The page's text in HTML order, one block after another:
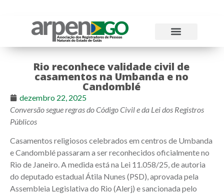
Rio reconhece validade civil de
casamentos na Umbanda e no
Candomblé
dezembro 22, 2025
Conversão segue regras do Código Civil e da Lei dos Registros
Públicos
Casamentos religiosos celebrados em centros de Umbanda
e Candomblé passaram a ser reconhecidos oficialmente no
Rio de Janeiro. A medida está na Lei 11.058/25, de autoria
do deputado estadual Átila Nunes (PSD), aprovada pela
Assembleia Legislativa do Rio (Alerj) e sancionada pelo